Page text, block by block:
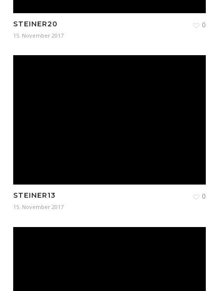
STEINER20
15. November 2017
0
STEINER13
15. November 2017
0